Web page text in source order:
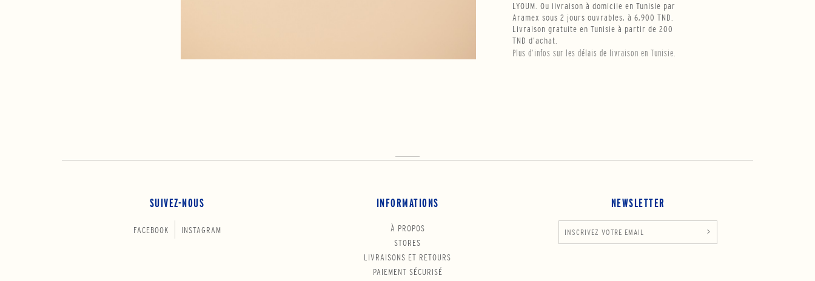
LYOUM. Ou livraison à domicile en Tunisie par
Aramex sous 2 jours ouvrables, à 6,900 TND.
Livraison gratuite en Tunisie à partir de 200
TND d’achat.
Plus d’infos sur les délais de livraison en Tunisie.
SUIVEZ-NOUS
FACEBOOK INSTAGRAM
INFORMATIONS
À PROPOS
STORES
LIVRAISONS ET RETOURS
PAIEMENT SÉCURISÉ
NEWSLETTER